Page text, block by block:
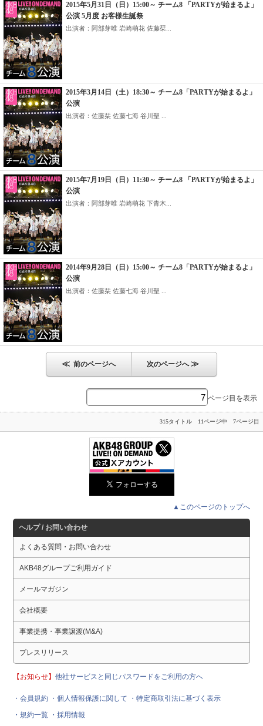
2015年5月31日（日）15:00～ チーム8 「PARTYが始まるよ」
公演 5月度 お客様生誕祭
出演者：阿部芽唯 岩崎萌花 佐藤栞...
2015年3月14日（土）18:30～ チーム8「PARTYが始まるよ」
公演
出演者：佐藤栞 佐藤七海 谷川聖 ...
2015年7月19日（日）11:30～ チーム8 「PARTYが始まるよ」
公演
出演者：阿部芽唯 岩崎萌花 下青木...
2014年9月28日（日）15:00～ チーム8「PARTYが始まるよ」
公演
出演者：佐藤栞 佐藤七海 谷川聖 ...
≪ 前のページへ 次のページへ≫
ページ目を表示
315タイトル 11ページ中 7ページ目
▲このページのトップへ
ヘルプ / お問い合わせ
よくある質問・お問い合わせ
AKB48グループご利用ガイド
メールマガジン
会社概要
事業提携・事業譲渡(M&A)
プレスリリース
【お知らせ】他社サービスと同じパスワードをご利用の方へ
・会員規約 ・個人情報保護に関して
・特定商取引法に基づく表示
・規約一覧 ・採用情報